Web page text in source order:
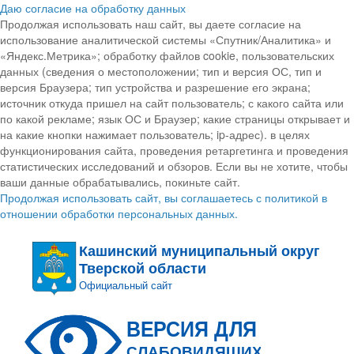
Даю согласие на обработку данных
Продолжая использовать наш сайт, вы даете согласие на
использование аналитической системы «Спутник/Аналитика» и
«Яндекс.Метрика»; обработку файлов cookie, пользовательских
данных (сведения о местоположении; тип и версия ОС, тип и
версия Браузера; тип устройства и разрешение его экрана;
источник откуда пришел на сайт пользователь; с какого сайта или
по какой рекламе; язык ОС и Браузер; какие страницы открывает и
на какие кнопки нажимает пользователь; ip-адрес). в целях
функционирования сайта, проведения ретаргетинга и проведения
статистических исследований и обзоров. Если вы не хотите, чтобы
ваши данные обрабатывались, покиньте сайт.
Продолжая использовать сайт, вы соглашаетесь с политикой в
отношении обработки персональных данных.